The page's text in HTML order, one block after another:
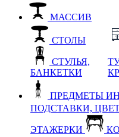
МАССИВ
СТОЛЫ
СТУЛЬЯ,
БАНКЕТКИ
ПРЕДМЕТЫ
ПОДСТАВКИ,
ЭТАЖЕРКИ